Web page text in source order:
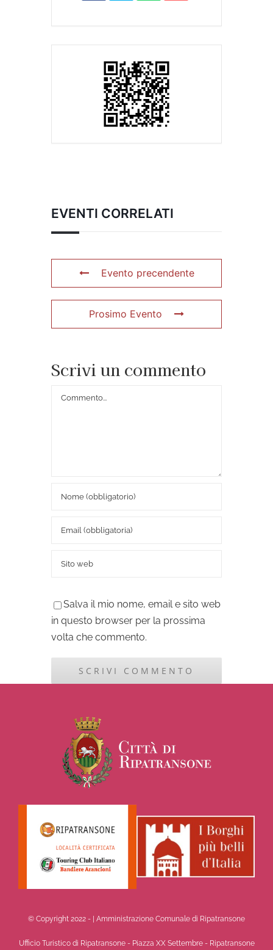
EVENTI CORRELATI
Evento precendente
Prosimo Evento
Scrivi un commento
Commento
Salva il mio nome, email e sito web
in questo browser per la prossima
volta che commento.
© Copyright 2022 - | Amministrazione Comunale di Ripatransone
Ufficio Turistico di Ripatransone - Piazza XX Settembre - Ripatransone